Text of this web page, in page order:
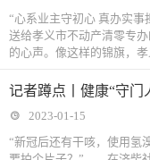
“心系业主守初心 真办实
送给孝义市不动产清零专
的心声。像这样的锦旗，
记者蹲点丨健康“守门
2023-01-15
“新冠后还有干咳，使用氢